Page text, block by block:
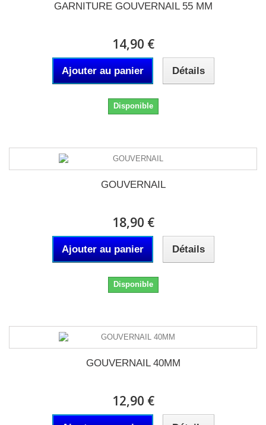
GARNITURE GOUVERNAIL 55 MM
14,90 €
Ajouter au panier Détails
Disponible
GOUVERNAIL
18,90 €
Ajouter au panier Détails
Disponible
GOUVERNAIL 40MM
12,90 €